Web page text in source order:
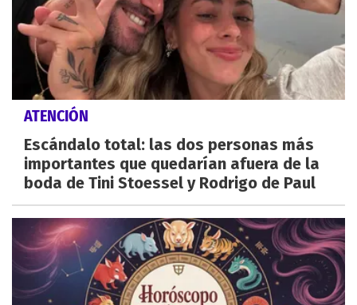
ATENCIÓN
Escándalo total: las dos personas más
importantes que quedarían afuera de la
boda de Tini Stoessel y Rodrigo de Paul